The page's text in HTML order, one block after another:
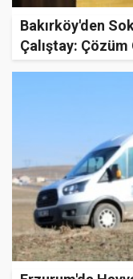
Bakırköy'den
Çalıştay: Çözüm